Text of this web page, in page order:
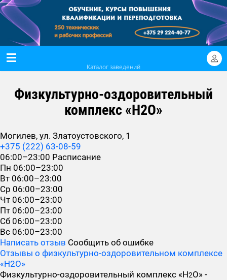
Каталог заведений
Физкультурно-оздоровительный
комплекс «H2O»
Могилев, ул. Златоустовского, 1
+375 (222) 63-08-59
06:00–23:00 Расписание
Пн 06:00–23:00
Вт 06:00–23:00
Ср 06:00–23:00
Чт 06:00–23:00
Пт 06:00–23:00
Сб 06:00–23:00
Вс 06:00–23:00
Написать отзыв Сообщить об ошибке
Отзывы о физкультурно-оздоровительном комплексе
«H2O»
Физкультурно-оздоровительный комплекс «H2O» -